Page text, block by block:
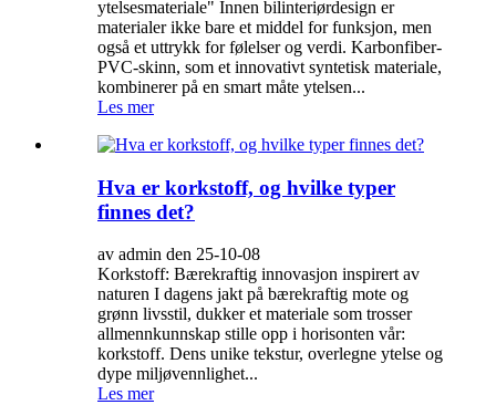
ytelsesmateriale" Innen bilinteriørdesign er
materialer ikke bare et middel for funksjon, men
også et uttrykk for følelser og verdi. Karbonfiber-
PVC-skinn, som et innovativt syntetisk materiale,
kombinerer på en smart måte ytelsen...
Les mer
Hva er korkstoff, og hvilke typer
finnes det?
av admin den 25-10-08
Korkstoff: Bærekraftig innovasjon inspirert av
naturen I dagens jakt på bærekraftig mote og
grønn livsstil, dukker et materiale som trosser
allmennkunnskap stille opp i horisonten vår:
korkstoff. Dens unike tekstur, overlegne ytelse og
dype miljøvennlighet...
Les mer